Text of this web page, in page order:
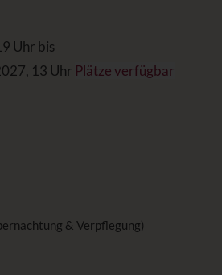
Uhr bis
13 Uhr Plätze verfügbar
& Verpflegung)